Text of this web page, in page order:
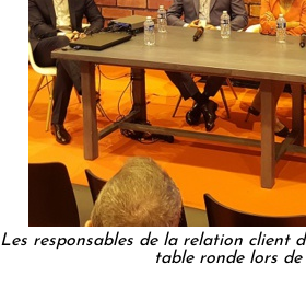
Les responsables de la relation client
table ronde lors de